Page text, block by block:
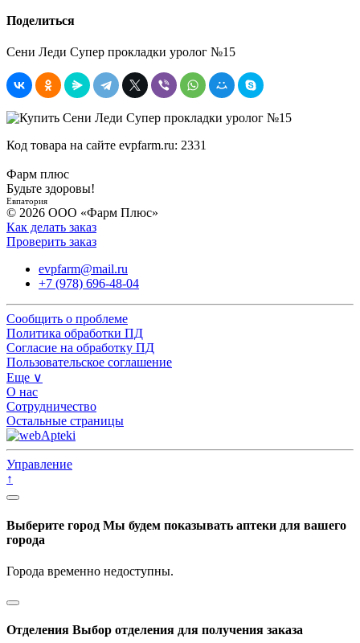
Поделиться
Сени Леди Супер прокладки уролог №15
Код товара на сайте evpfarm.ru: 2331
Фарм плюс
Будьте здоровы!
Евпатория
© 2026 ООО «Фарм Плюс»
Как делать заказ
Проверить заказ
evpfarm@mail.ru
+7 (978) 696-48-04
Сообщить о проблеме
Политика обработки ПД
Согласие на обработку ПД
Пользовательское соглашение
Еще ∨
О нас
Сотрудничество
Остальные страницы
Управление
↑
Выберите город Мы будем показывать аптеки для вашего
города
Города временно недоступны.
Отделения Выбор отделения для получения заказа